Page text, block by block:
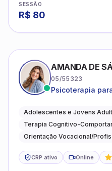
SESSÃO
R$ 80
AMANDA DE
05/55323
Psicoterapia
autoestima,
profissional
Adolescentes e Jovens
Terapia Cognitivo-
Orientação Vocacional/
CRP ativo Online